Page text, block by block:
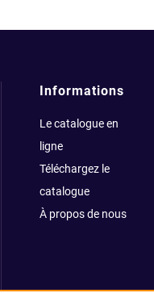
Informations
Le catalogue en
ligne
Téléchargez le
catalogue
À propos de nous